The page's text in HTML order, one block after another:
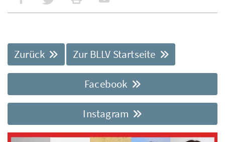
Zurück Zur BLLV Startseite
Facebook
Instagram